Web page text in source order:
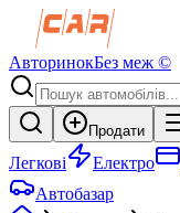
АвторинокБез меж ©
Продати
Легкові Електро
Автобазар